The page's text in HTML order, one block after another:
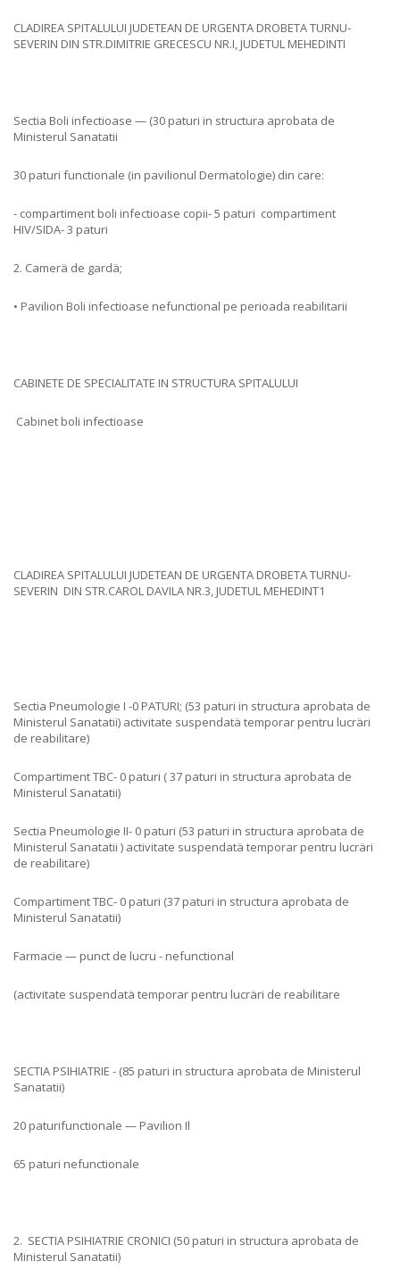
CLADIREA SPITALULUI JUDETEAN DE URGENTA DROBETA TURNU-
SEVERIN DIN STR.DIMITRIE GRECESCU NR.I, JUDETUL MEHEDINTI
Sectia Boli infectioase — (30 paturi in structura aprobata de
Ministerul Sanatatii
30 paturi functionale (in pavilionul Dermatologie) din care:
- compartiment boli infectioase copii- 5 paturi compartiment
HIV/SIDA- 3 paturi
2. Camerä de gardä;
• Pavilion Boli infectioase nefunctional pe perioada reabilitarii
CABINETE DE SPECIALITATE IN STRUCTURA SPITALULUI
Cabinet boli infectioase
CLADIREA SPITALULUI JUDETEAN DE URGENTA DROBETA TURNU-
SEVERIN DIN STR.CAROL DAVILA NR.3, JUDETUL MEHEDINT1
Sectia Pneumologie I -0 PATURI; (53 paturi in structura aprobata de
Ministerul Sanatatii) activitate suspendatä temporar pentru lucräri
de reabilitare)
Compartiment TBC- 0 paturi ( 37 paturi in structura aprobata de
Ministerul Sanatatii)
Sectia Pneumologie II- 0 paturi (53 paturi in structura aprobata de
Ministerul Sanatatii ) activitate suspendatä temporar pentru lucräri
de reabilitare)
Compartiment TBC- 0 paturi (37 paturi in structura aprobata de
Ministerul Sanatatii)
Farmacie — punct de lucru - nefunctional
(activitate suspendatä temporar pentru lucräri de reabilitare
SECTIA PSIHIATRIE - (85 paturi in structura aprobata de Ministerul
Sanatatii)
20 paturifunctionale — Pavilion Il
65 paturi nefunctionale
2. SECTIA PSIHIATRIE CRONICI (50 paturi in structura aprobata de
Ministerul Sanatatii)